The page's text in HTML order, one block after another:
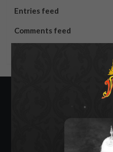
Entries feed
Comments feed